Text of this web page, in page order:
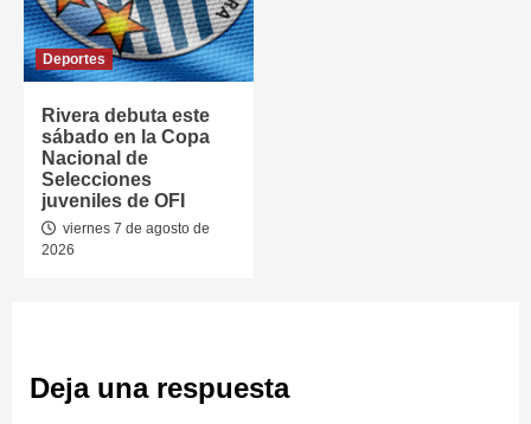
Deportes
Rivera debuta este
sábado en la Copa
Nacional de
Selecciones
juveniles de OFI
viernes 7 de agosto de
2026
Deja una respuesta